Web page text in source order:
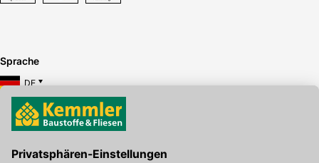
Sprache
DE
Hier gibt's die kostenlose App